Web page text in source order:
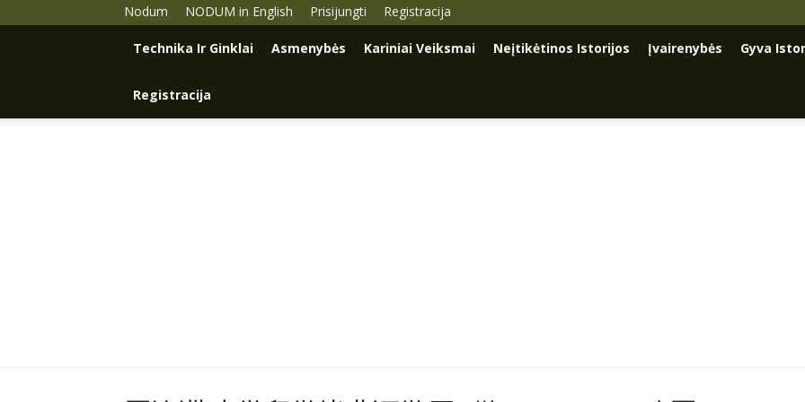
Nodum NODUM in English Prisijungti Registracija
Technika Ir Ginklai Asmenybės Kariniai Veiksmai Neįtikėtinos Istorijos Įvairenybės Gyva
Registracija